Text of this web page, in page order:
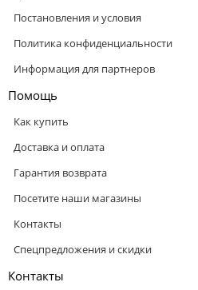
Постановления и условия
Политика конфиденциальности
Информация для партнеров
Помощь
Как купить
Доставка и оплата
Гарантия возврата
Посетите наши магазины
Контакты
Спецпредложения и скидки
Контакты